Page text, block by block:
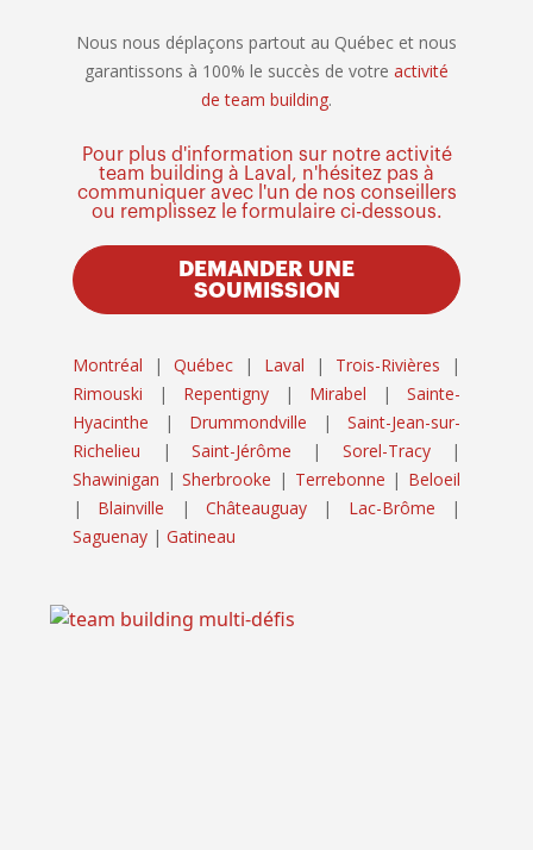
Nous nous déplaçons partout au Québec et nous
garantissons à 100% le succès de votre activité
de team building.
Pour plus d'information sur notre activité
team building à Laval, n'hésitez pas à
communiquer avec l'un de nos conseillers
ou remplissez le formulaire ci-dessous.
DEMANDER UNE
SOUMISSION
Montréal |Québec | Laval | Trois-Rivières |
Rimouski | Repentigny | Mirabel | Sainte-
Hyacinthe | Drummondville | Saint-Jean-sur-
Richelieu | Saint-Jérôme | Sorel-Tracy|
Shawinigan |Sherbrooke | Terrebonne | Beloeil
| Blainville |Châteauguay | Lac-Brôme |
Saguenay |Gatineau